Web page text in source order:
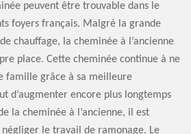
peuvent être trouvable dans le
foyers français. Malgré la grande
chauffage, la cheminée à l’ancienne
place. Cette cheminée continue à ne
famille grâce à sa meilleure
d’augmenter encore plus longtemps
la cheminée à l’ancienne, il est
le travail de ramonage. Le